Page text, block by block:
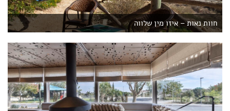
חוות נאות – איזו מין שלווה